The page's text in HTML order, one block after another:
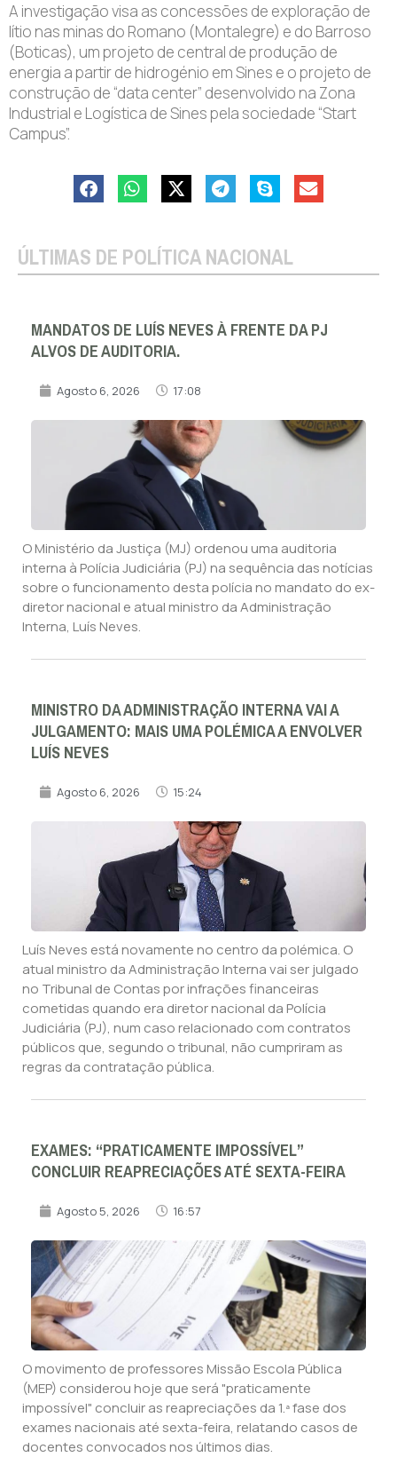
A investigação visa as concessões de exploração de
lítio nas minas do Romano (Montalegre) e do Barroso
(Boticas), um projeto de central de produção de
energia a partir de hidrogénio em Sines e o projeto de
construção de “data center” desenvolvido na Zona
Industrial e Logística de Sines pela sociedade “Start
Campus”.
ÚLTIMAS DE POLÍTICA NACIONAL
MANDATOS DE LUÍS NEVES À FRENTE DA PJ
ALVOS DE AUDITORIA.
Agosto 6, 2026 17:08
O Ministério da Justiça (MJ) ordenou uma auditoria
interna à Polícia Judiciária (PJ) na sequência das notícias
sobre o funcionamento desta polícia no mandato do ex-
diretor nacional e atual ministro da Administração
Interna, Luís Neves.
MINISTRO DA ADMINISTRAÇÃO INTERNA VAI A
JULGAMENTO: MAIS UMA POLÉMICA A ENVOLVER
LUÍS NEVES
Agosto 6, 2026 15:24
Luís Neves está novamente no centro da polémica. O
atual ministro da Administração Interna vai ser julgado
no Tribunal de Contas por infrações financeiras
cometidas quando era diretor nacional da Polícia
Judiciária (PJ), num caso relacionado com contratos
públicos que, segundo o tribunal, não cumpriram as
regras da contratação pública.
EXAMES: “PRATICAMENTE IMPOSSÍVEL”
CONCLUIR REAPRECIAÇÕES ATÉ SEXTA-FEIRA
Agosto 5, 2026 16:57
O movimento de professores Missão Escola Pública
(MEP) considerou hoje que será "praticamente
impossível" concluir as reapreciações da 1.ª fase dos
exames nacionais até sexta-feira, relatando casos de
docentes convocados nos últimos dias.